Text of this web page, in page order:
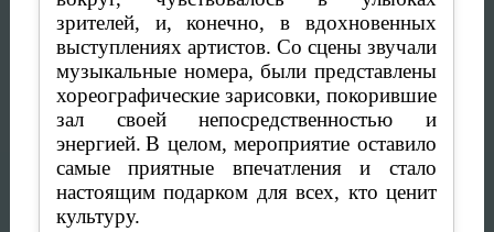
зрителей, и, конечно, в вдохновенных
выступлениях артистов. Со сцены звучали
музыкальные номера, были представлены
хореографические зарисовки, покорившие
зал своей непосредственностью и
энергией. В целом, мероприятие оставило
самые приятные впечатления и стало
настоящим подарком для всех, кто ценит
культуру.